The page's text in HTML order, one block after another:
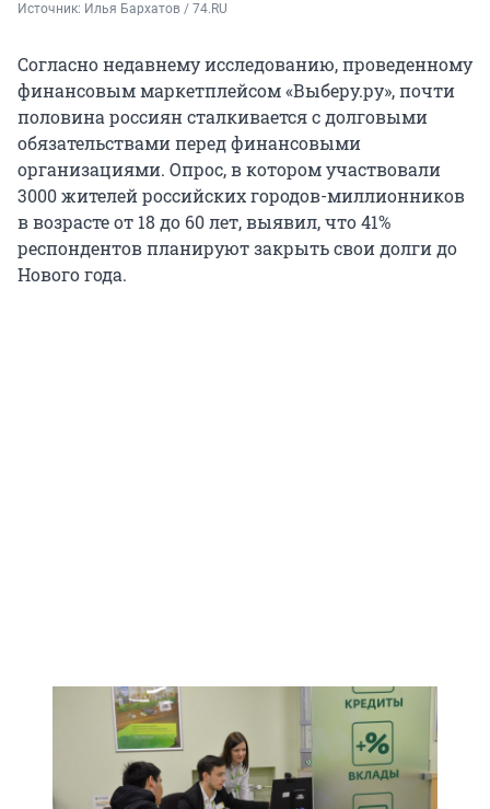
Источник: Илья Бархатов / 74.RU
Согласно недавнему исследованию, проведенному
финансовым маркетплейсом «Выберу.ру», почти
половина россиян сталкивается с долговыми
обязательствами перед финансовыми
организациями. Опрос, в котором участвовали
3000 жителей российских городов-миллионников
в возрасте от 18 до 60 лет, выявил, что 41%
респондентов планируют закрыть свои долги до
Нового года.